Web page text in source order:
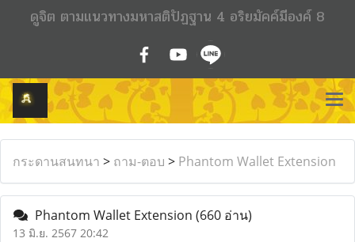
ดูจิต ตามแนวทางมหาสติปัฏฐาน 4 อริยมัคค์มีองค์ 8
กระดานสนทนา > ถาม-ตอบ > Phantom Wallet Extension
Phantom Wallet Extension (660 อ่าน)
13 มิ.ย. 2567 20:42